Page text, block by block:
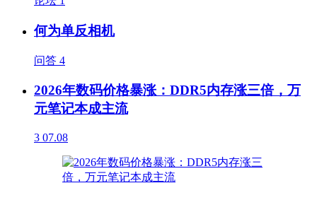
何为单反相机
问答 4
2026年数码价格暴涨：DDR5内存涨三倍，万
元笔记本成主流
3 07.08